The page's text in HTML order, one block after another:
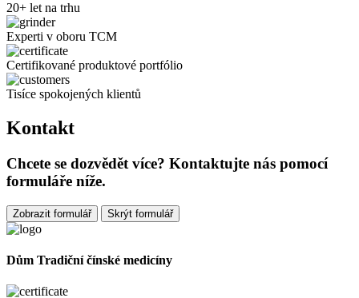
20+ let na trhu
Experti v oboru TCM
Certifikované produktové portfólio
Tisíce spokojených klientů
Kontakt
Chcete se dozvědět více? Kontaktujte nás pomocí
formuláře níže.
Zobrazit formulář Skrýt formulář
Dům Tradiční čínské medicíny